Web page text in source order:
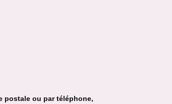
postale ou par téléphone,